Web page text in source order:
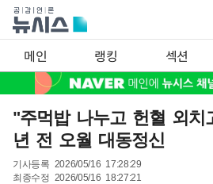
메인 랭킹 섹션
"주먹밥 나누고 헌혈 외
년 전 오월 대동정신
기사등록 2026/05/16 17:28:29
최종수정 2026/05/16 18:27:21